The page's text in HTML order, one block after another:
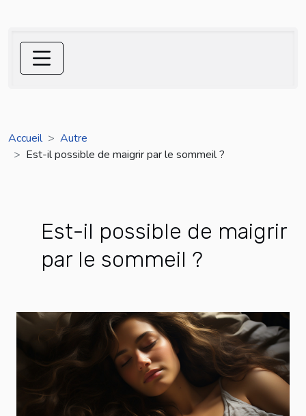
Accueil
Autre
Est-il possible de maigrir par le sommeil ?
Est-il possible de maigrir
par le sommeil ?